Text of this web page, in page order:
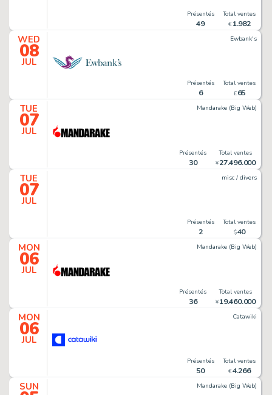
Présentés
49
Total ventes
€ 1.982
WED
08
JUL
Ewbank's
Présentés
6
Total ventes
£ 65
TUE
07
JUL
Mandarake (Big Web)
Présentés
30
Total ventes
¥27.496.000
TUE
07
JUL
misc / divers
Présentés
2
Total ventes
$40
MON
06
JUL
Mandarake (Big Web)
Présentés
36
Total ventes
¥19.460.000
MON
06
JUL
Catawiki
Présentés
50
Total ventes
€4.266
SUN Mandarake (Big Web)